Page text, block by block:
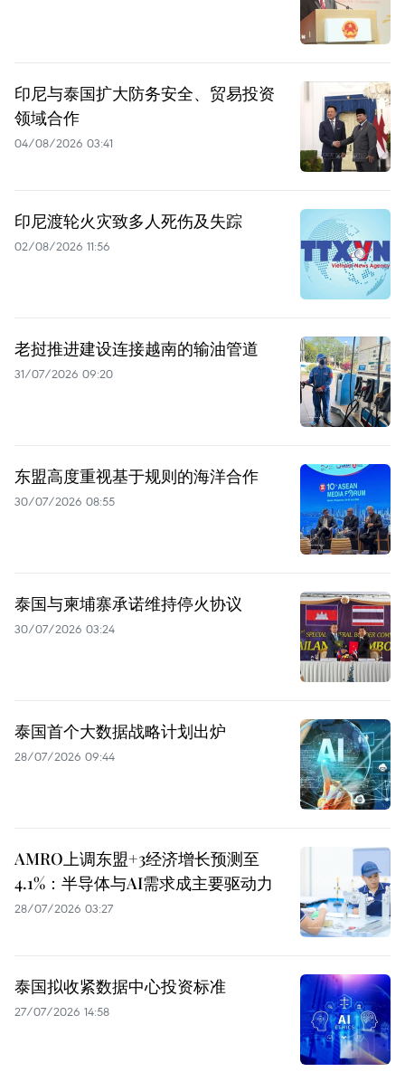
印尼与泰国扩大防务安全、贸易投资
领域合作
04/08/2026 03:41
印尼渡轮火灾致多人死伤及失踪
02/08/2026 11:56
老挝推进建设连接越南的输油管道
31/07/2026 09:20
东盟高度重视基于规则的海洋合作
30/07/2026 08:55
泰国与柬埔寨承诺维持停火协议
30/07/2026 03:24
泰国首个大数据战略计划出炉
28/07/2026 09:44
AMRO上调东盟+3经济增长预测至
4.1%：半导体与AI需求成主要驱动力
28/07/2026 03:27
泰国拟收紧数据中心投资标准
27/07/2026 14:58